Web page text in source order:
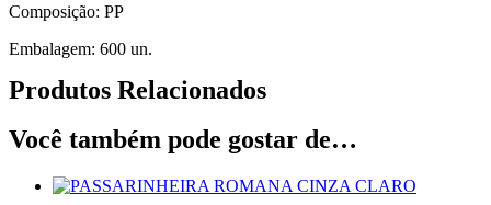
Composição: PP
Embalagem: 600 un.
Produtos Relacionados
Você também pode gostar de…